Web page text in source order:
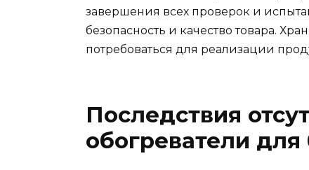
завершения всех проверок и
безопасность и качество товара.
потребоваться для реализации
Последствия
обогреватели для